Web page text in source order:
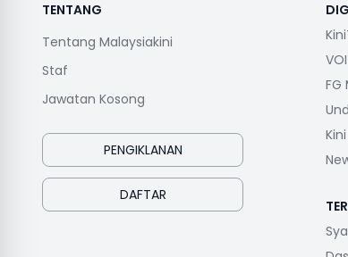
TENTANG
Tentang Malaysiakini
Staf
Jawatan Kosong
PENGIKLANAN
DAFTAR
FG